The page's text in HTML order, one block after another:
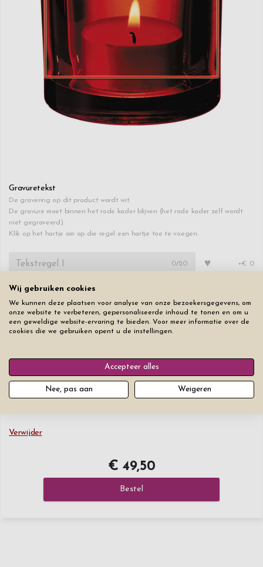
Gravuretekst
De gravering op dit product wordt wit.
De gravure moet binnen het rode kader blijven (het rode kader zelf wordt
niet gegraveerd).
Klik op het hartje om op die regel een hartje toe te voegen.
0/20 ♥ +€ 0
Verwijder
€ 49,50
Bestel
Wij gebruiken cookies
We kunnen deze plaatsen voor analyse van onze bezoekersgegevens, om
onze website te verbeteren, gepersonaliseerde inhoud te tonen en om u
een geweldige website-ervaring te bieden. Voor meer informatie over de
cookies die we gebruiken opent u de instellingen.
Accepteer alles
Nee, pas aan Weigeren